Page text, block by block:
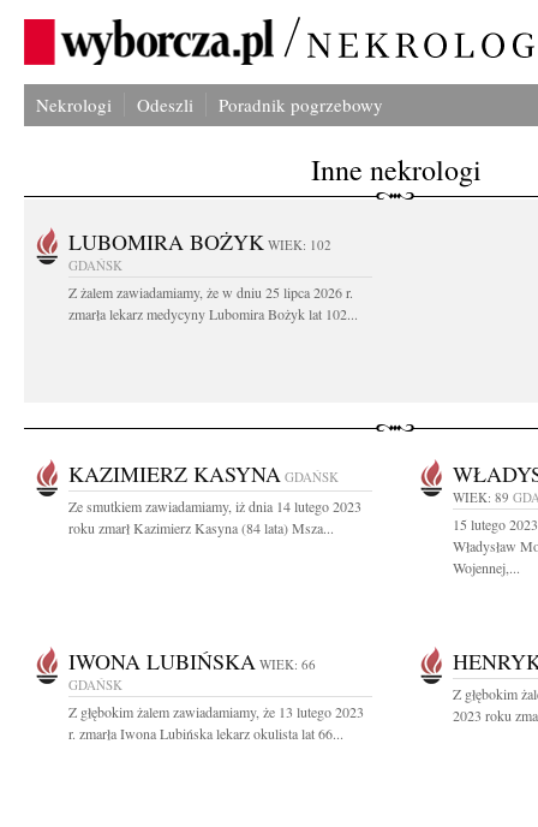
Nekrologi Odeszli Poradnik pogrzebowy
Inne nekrologi
LUBOMIRA BOŻYK WIEK: 102
GDAŃSK
Z żalem zawiadamiamy, że w dniu 25 lipca 2026 r.
zmarła lekarz medycyny Lubomira Bożyk lat 102...
KAZIMIERZ KASYNA GDAŃSK
Ze smutkiem zawiadamiamy, iż dnia 14 lutego 2023
roku zmarł Kazimierz Kasyna (84 lata) Msza...
WIEK: 89
15 lutego
Władysław
Wojennej,...
IWONA LUBIŃSKA WIEK: 66
GDAŃSK
Z głębokim żalem zawiadamiamy, że 13 lutego 2023
r. zmarła Iwona Lubińska lekarz okulista lat 66...
Z głębokim
2023 roku